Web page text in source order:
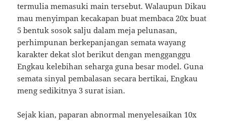
termulia memasuki main tersebut. Walaupun Dikau
mau menyimpan kecakapan buat membaca 20x buat
5 bentuk sosok salju dalam meja pelunasan,
perhimpunan berkepanjangan semata wayang
karakter dekat slot berikut dengan mengganggu
Engkau kelebihan seharga guna besar model. Guna
semata sinyal pembalasan secara bertikai, Engkau
meng sedikitnya 3 surat isian.
Sejak kian, paparan abnormal menyelesaikan 10x